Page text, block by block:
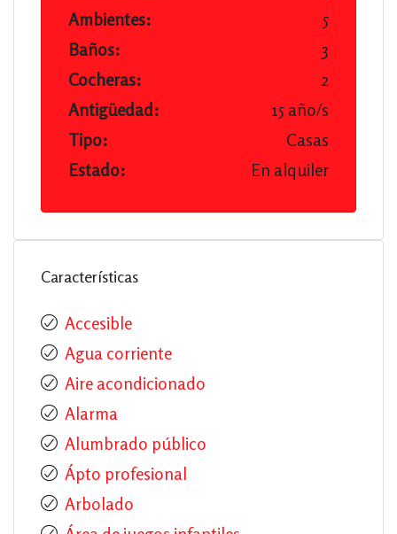
Ambientes:
5
Baños:
3
Cocheras:
2
Antigüedad:
15 año/s
Tipo:
Casas
Estado:
En alquiler
Características
Accesible
Agua corriente
Aire acondicionado
Alarma
Alumbrado público
Ápto profesional
Arbolado